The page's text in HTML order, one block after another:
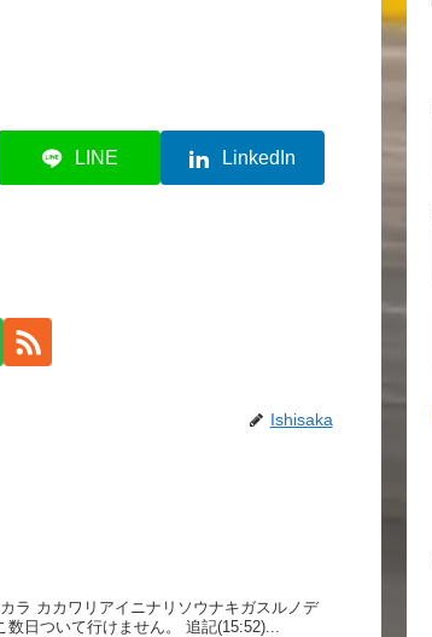
LINE LinkedIn
Ishisaka
ラ カカワリアイニナリソウナキガスルノデ
日ついて行けません。 追記(15:52)...